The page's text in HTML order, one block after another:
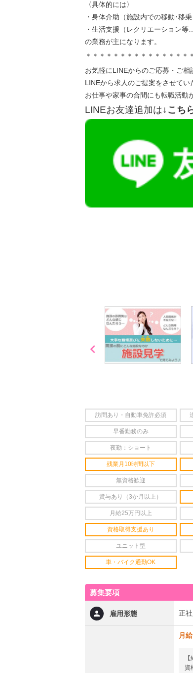
〈具体的には〉
・身体介助（施設内での移動･移
・生活支援（レクリエーション
の業務が主になります。
＊＊＊＊＊＊＊＊＊＊＊＊＊＊＊
お気軽にLINEからのご応募・ご相
LINEから求人のご提案をさせてい
お仕事や家事の合間にも転職活動
LINEお友達追加は↓こち

訪問あり・自動車免許必須
早番勤務のみ
夜勤：ショート
残業月10時間以下
無資格歓迎
賞与あり（3か月以上）
月給25万円以上
資格取得支援あり
ユニット型
車・バイク通勤OK
募集要項
雇用形態 正
月
資